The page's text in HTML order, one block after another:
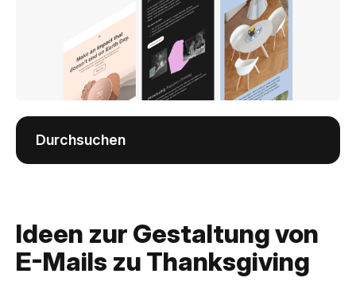
Durchsuchen
Ideen zur Gestaltung von
E-Mails zu Thanksgiving